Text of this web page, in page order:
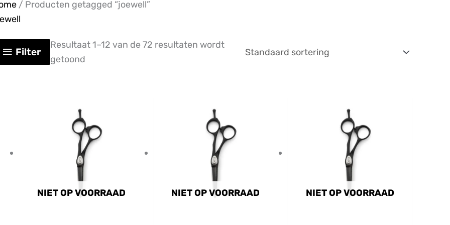
/ Producten getagged “joewell”
Filter
Resultaat 1–12 van de 72 resultaten wordt
getoond
NIET OP VOORRAAD NIET OP VOORRAAD NIET OP VOORRAAD